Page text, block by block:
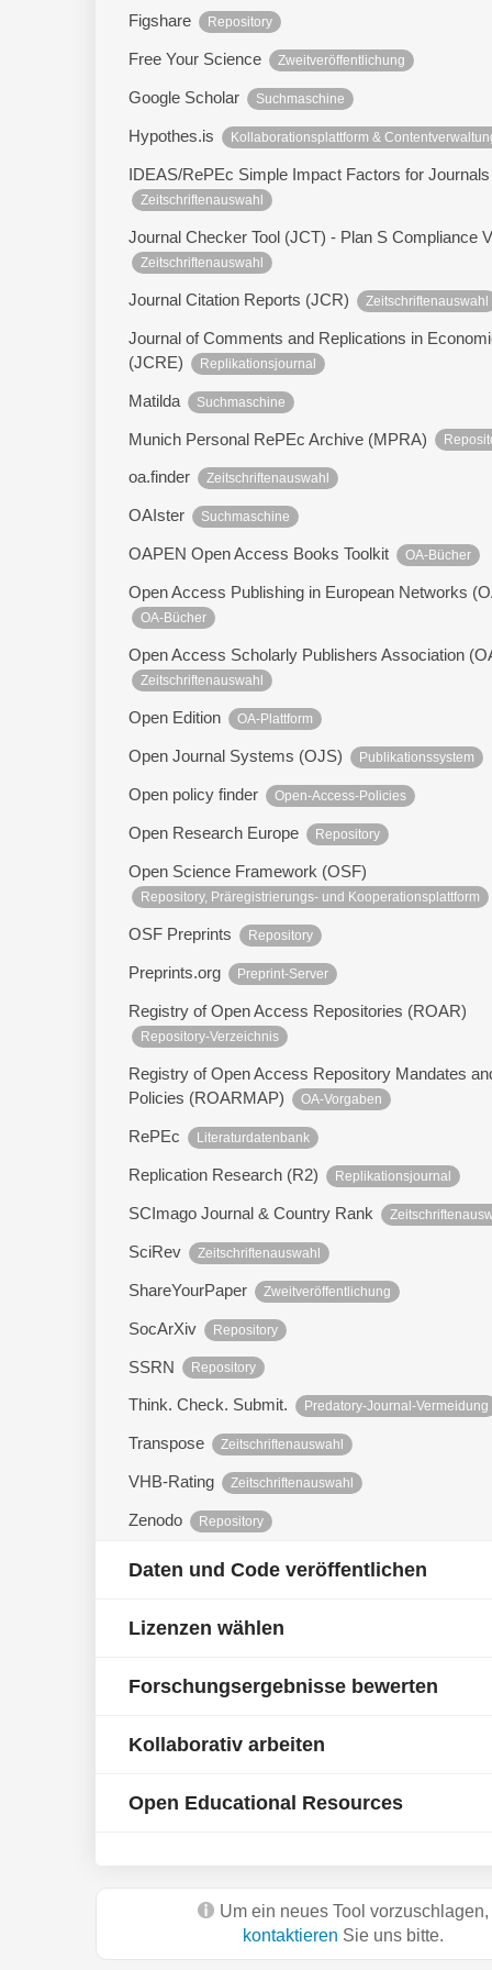
Figshare Repository
Free Your Science Zweitveröffentlichung
Google Scholar Suchmaschine
Hypothes.is Kollaborationsplattform &
IDEAS/RePEc Simple Impact Factors for Journals
Zeitschriftenauswahl
Journal Checker Tool (JCT) - Plan S Compliance
Zeitschriftenauswahl
Journal Citation Reports (JCR) Zeitschriftenauswahl
Journal of Comments and Replications in
(JCRE)
Replikationsjournal
Matilda Suchmaschine
Munich Personal RePEc Archive (MPRA)
oa.finder Zeitschriftenauswahl
OAIster Suchmaschine
OAPEN Open Access Books Toolkit OA-Bücher
Open Access Publishing in European Networks
OA-Bücher
Open Access Scholarly Publishers Association
Zeitschriftenauswahl
Open Edition OA-Plattform
Open Journal Systems (OJS) Publikationssystem
Open policy finder Open-Access-Policies
Open Research Europe Repository
Open Science Framework (OSF)
Repository, Präregistrierungs- und Kooperationsplattform
OSF Preprints Repository
Preprints.org Preprint-Server
Registry of Open Access Repositories (ROAR)
Repository-Verzeichnis
Registry of Open Access Repository Mandates
Policies (ROARMAP)
OA-Vorgaben
RePEc Literaturdatenbank
Replication Research (R2) Replikationsjournal
SCImago Journal & Country Rank
SciRev Zeitschriftenauswahl
ShareYourPaper Zweitveröffentlichung
SocArXiv Repository
SSRN Repository
Think. Check. Submit. Predatory-Journal-Vermeidung
Transpose Zeitschriftenauswahl
VHB-Rating Zeitschriftenauswahl
Zenodo Repository
Daten und Code veröffentlichen
Lizenzen wählen
Forschungsergebnisse bewerten
Kollaborativ arbeiten
Open Educational Resources
Um ein neues Tool vorzuschlagen,
kontaktieren Sie uns bitte.